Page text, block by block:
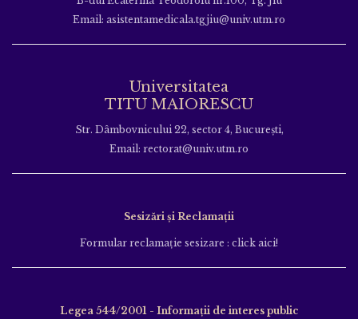
Email: asistentamedicala.tgjiu@univ.utm.ro
Universitatea
TITU MAIORESCU
Str. Dâmbovnicului 22, sector 4, București,
Email: rectorat@univ.utm.ro
Sesizări și Reclamații
Formular reclamație sesizare : click aici!
Legea 544/2001 - Informații de interes public